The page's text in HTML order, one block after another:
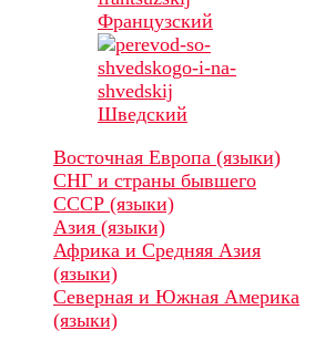
Французский
Шведский
Восточная Европа (языки)
СНГ и страны бывшего
СССР (языки)
Азия (языки)
Африка и Средняя Азия
(языки)
Северная и Южная Америка
(языки)